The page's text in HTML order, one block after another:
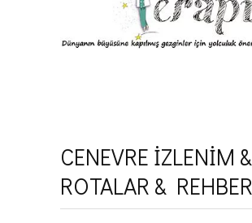
CENEVRE İZLENİM &
ROTALAR & REHBER